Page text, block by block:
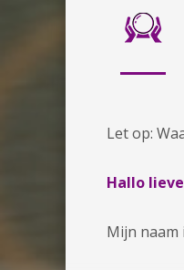
Let op:
Hallo
Mijn naam